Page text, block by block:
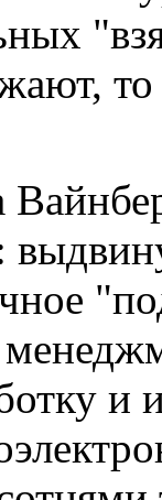
то
и